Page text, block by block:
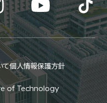
て個人情報保護方針
of Technology